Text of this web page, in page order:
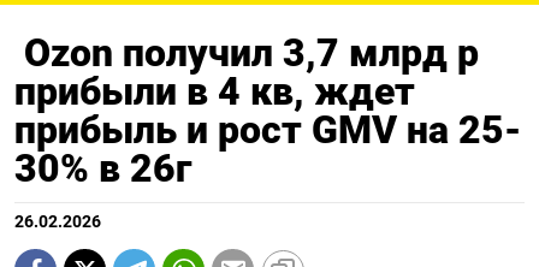
Ozon получил 3,7 млрд р
прибыли в 4 кв, ждет
прибыль и рост GMV на 25-
30% в 26г
26.02.2026